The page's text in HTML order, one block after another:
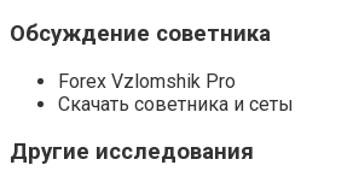
Обсуждение советника
Forex Vzlomshik Pro
Скачать советника и сеты
Другие исследования